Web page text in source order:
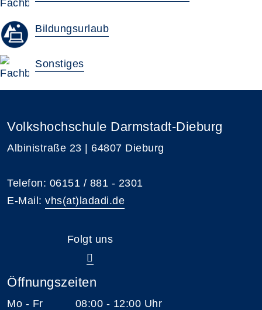
Bildungsurlaub
Sonstiges
Volkshochschule Darmstadt-Dieburg
Albinistraße 23 | 64807 Dieburg
Telefon: 06151 / 881 - 2301
E-Mail: vhs(at)ladadi.de
Folgt uns
Öffnungszeiten
Mo - Fr 08:00 - 12:00 Uhr